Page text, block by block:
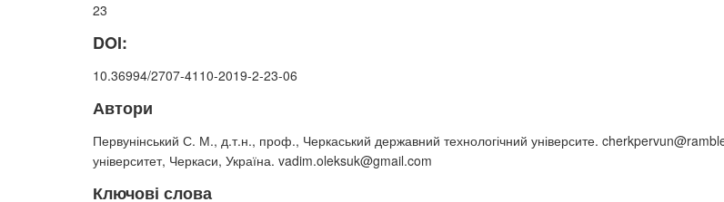
23
DOI:
10.36994/2707-4110-2019-2-23-06
Автори
Первунінський С. М., д.т.н., проф., Черкаський державний технологічний університе.
університет, Черкаси, Україна. vadim.oleksuk@gmail.com
Ключові слова